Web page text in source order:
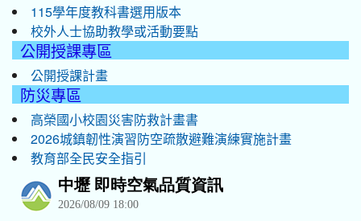
115學年度教科書選用版本
校外人士協助教學或活動要點
公開授課專區
公開授課計畫
防災專區
高榮國小校園災害防救計畫書
2026城鎮韌性演習防空疏散避難演練實施計畫
教育部全民安全指引